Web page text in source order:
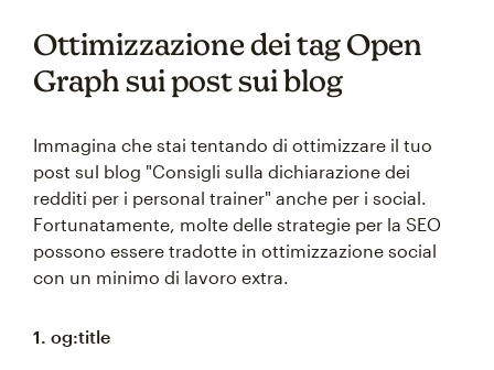
Ottimizzazione dei tag Open
Graph sui post sui blog
Immagina che stai tentando di ottimizzare il tuo
post sul blog "Consigli sulla dichiarazione dei
redditi per i personal trainer" anche per i social.
Fortunatamente, molte delle strategie per la SEO
possono essere tradotte in ottimizzazione social
con un minimo di lavoro extra.
1. og:title